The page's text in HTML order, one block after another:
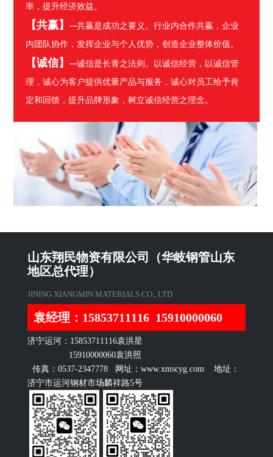
率，提升经济效益。
【共赢】--共赢是成功之要义。行业内合作共赢，企业
内团队协作，发挥企业与个人优势，创造企业整体价值。
【诚信】--诚信是长青之法则。以诚信经营，以诚信管
理，诚心为客户提供优量产品与服务，诚心对员工给予肯
定和回馈，提升品牌形象，树立诚信经营之理念。
山东翔民物资有限公司（华岐钢管山东
地区总代理）
JINING XIANGMIN MATERIALS CO., LTD
袁经理：15853711116 15910000060
济宁运河：15853711116袁洪星
15910000060袁洪照
传真：0537-2347778 网址：www.xmscyg.com 地址：
济宁市运河钢材市场麟祥路5号